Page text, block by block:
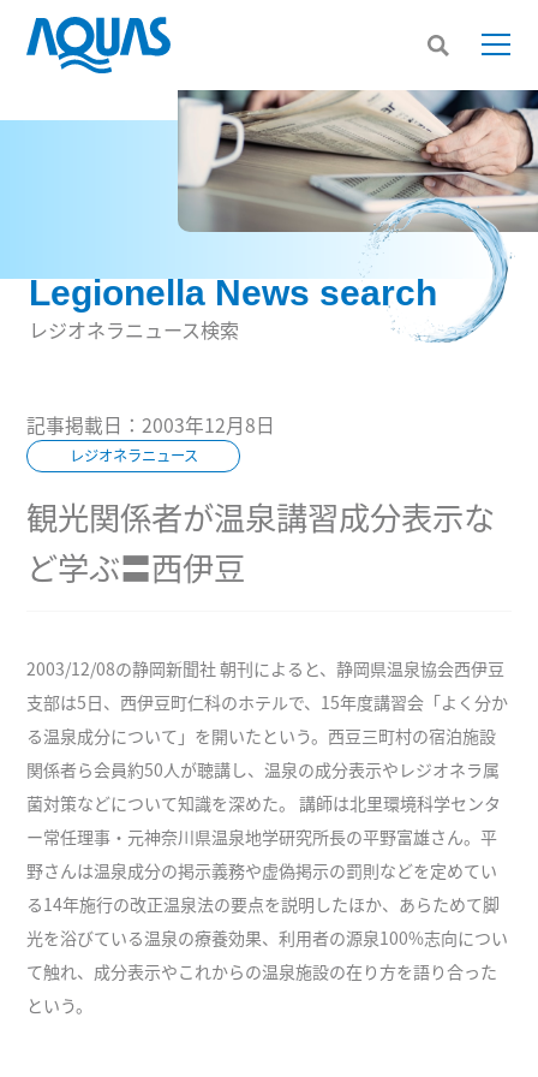
Legionella News search
レジオネラニュース検索
記事掲載日：2003年12月8日
レジオネラニュース
観光関係者が温泉講習成分表示な
ど学ぶ〓西伊豆
2003/12/08の静岡新聞社 朝刊によると、静岡県温泉協会西伊豆
支部は5日、西伊豆町仁科のホテルで、15年度講習会「よく分か
る温泉成分について」を開いたという。西豆三町村の宿泊施設
関係者ら会員約50人が聴講し、温泉の成分表示やレジオネラ属
菌対策などについて知識を深めた。 講師は北里環境科学センタ
ー常任理事・元神奈川県温泉地学研究所長の平野富雄さん。平
野さんは温泉成分の掲示義務や虚偽掲示の罰則などを定めてい
る14年施行の改正温泉法の要点を説明したほか、あらためて脚
光を浴びている温泉の療養効果、利用者の源泉100%志向につい
て触れ、成分表示やこれからの温泉施設の在り方を語り合った
という。